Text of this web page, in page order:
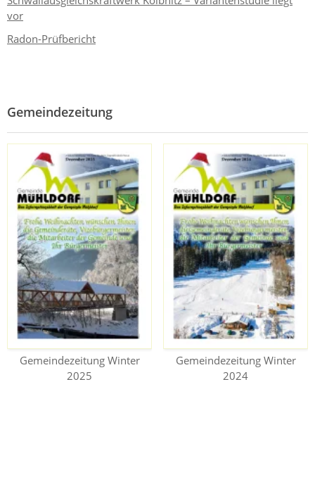
vor
Radon-Prüfbericht
Gemeindezeitung
Gemeindezeitung Winter
2025
Gemeindezeitung Winter
2024